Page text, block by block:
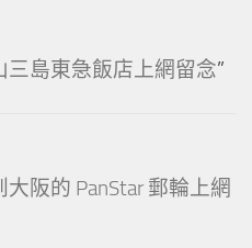
三島東急飯店上網留念”
大阪的 PanStar 郵輪上網